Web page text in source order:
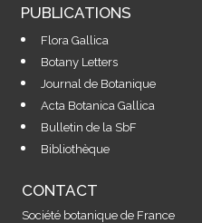
PUBLICATIONS
Flora Gallica
Botany Letters
Journal de Botanique
Acta Botanica Gallica
Bulletin de la SbF
Bibliothèque
CONTACT
Société botanique de France